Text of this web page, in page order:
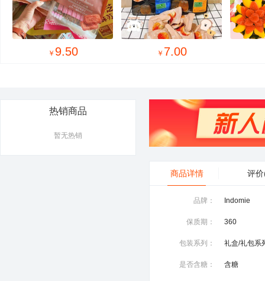
￥ 9.50 ￥ 7.00
热销商品
暂无热销
商品详情 评价
品牌： Indomie
保质期： 360
包装系列： 礼盒/礼包系
是否含糖： 含糖